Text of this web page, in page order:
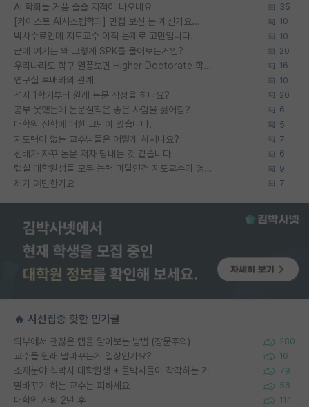
AI 학회들 거품 슬슬 지적이 나오네요 35
[카이스트 AI시스템학과] 면접 보신 분 계신가요... 10
박사수료인데 지도교수 이직 문제로 고민입니다. 10
근데 여기는 왜 그렇게 SPK를 물어보는거임? 20
우리나라도 학구 열풍보면 Higher Doctorate 학위가 필요하다고 봅니다. 16
연구실 후배와의 관계 10
석사 1학기부터 원래 논문 작성을 하나요? 20
공부 못했는데 논문실적은 좋은 사람을 싫어함? 6
대학원 진학에 대한 고민이 있습니다. 5
지도력이 없는 교수님들은 어떻게 하시나요? 7
선배가 자꾸 논문 저자 탐내는 것 같습니다 6
랩실 대학원생들 모두 능력 미달인건 지도교수의 영향 아닌가? 9
제가 예민한가요 7
🔥 시선집중 핫한 인기글
외부에서 괜찮은 랩을 알아보는 방법 (장문주의) 280
교수들 원래 말바꾸는게 일상인가요? 16
소재분야 석박사 대학원생 + 물박사들이 착각하는 거 79
말바꾸기 하는 교수는 피하세요 56
대학원 자퇴 2년 후 114